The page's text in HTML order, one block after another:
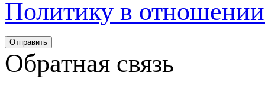
Политику в
Обратная связь